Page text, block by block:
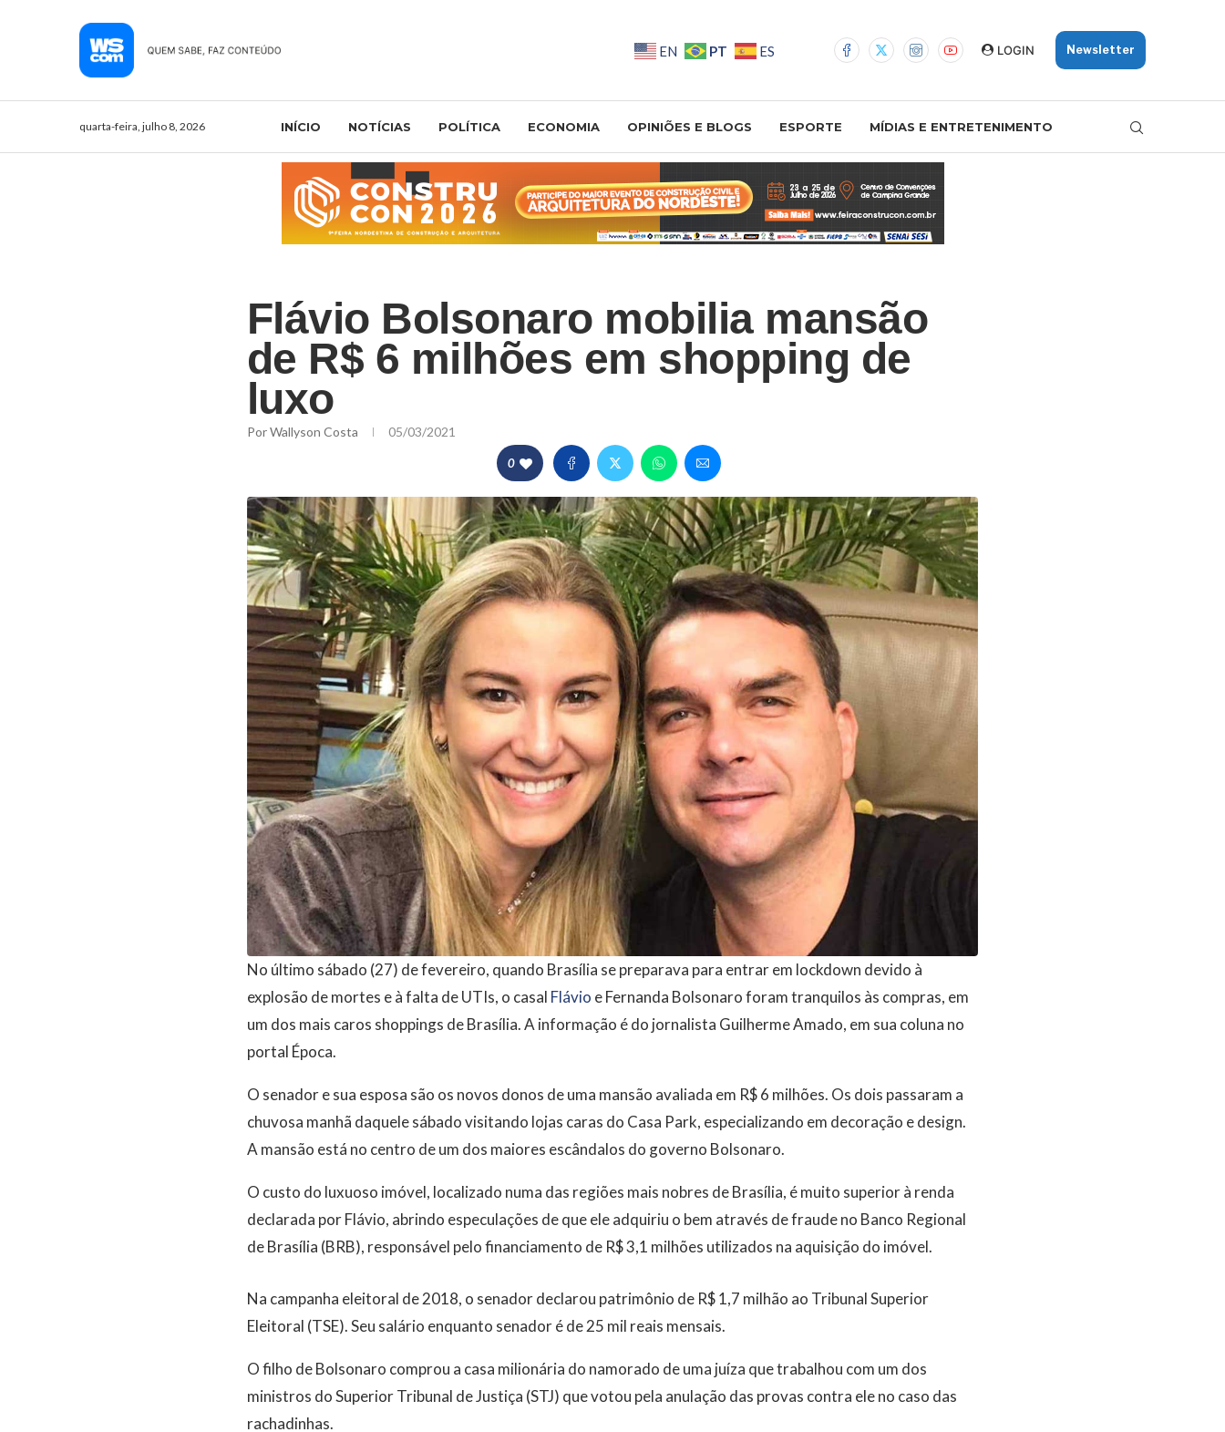
EN PT ES LOGIN Newsletter
quarta-feira, julho 8, 2026 INÍCIO NOTÍCIAS POLÍTICA ECONOMIA OPINIÕES E BLOGS ESPORTE MÍDIAS E ENTRETENIMENTO
Flávio Bolsonaro mobilia mansão
de R$ 6 milhões em shopping de
luxo
PorWallyson Costa 05/03/2021
0
No último sábado (27) de fevereiro, quando Brasília se preparava para entrar em lockdown devido à
explosão de mortes e à falta de UTIs, o casal Flávio e Fernanda Bolsonaro foram tranquilos às compras, em
um dos mais caros shoppings de Brasília. A informação é do jornalista Guilherme Amado, em sua coluna no
portal Época.
O senador e sua esposa são os novos donos de uma mansão avaliada em R$ 6 milhões. Os dois passaram a
chuvosa manhã daquele sábado visitando lojas caras do Casa Park, especializando em decoração e design.
A mansão está no centro de um dos maiores escândalos do governo Bolsonaro.
O custo do luxuoso imóvel, localizado numa das regiões mais nobres de Brasília, é muito superior à renda
declarada por Flávio, abrindo especulações de que ele adquiriu o bem através de fraude no Banco Regional
de Brasília (BRB), responsável pelo financiamento de R$ 3,1 milhões utilizados na aquisição do imóvel.
Na campanha eleitoral de 2018, o senador declarou patrimônio de R$ 1,7 milhão ao Tribunal Superior
Eleitoral (TSE). Seu salário enquanto senador é de 25 mil reais mensais.
O filho de Bolsonaro comprou a casa milionária do namorado de uma juíza que trabalhou com um dos
ministros do Superior Tribunal de Justiça (STJ) que votou pela anulação das provas contra ele no caso das
rachadinhas.